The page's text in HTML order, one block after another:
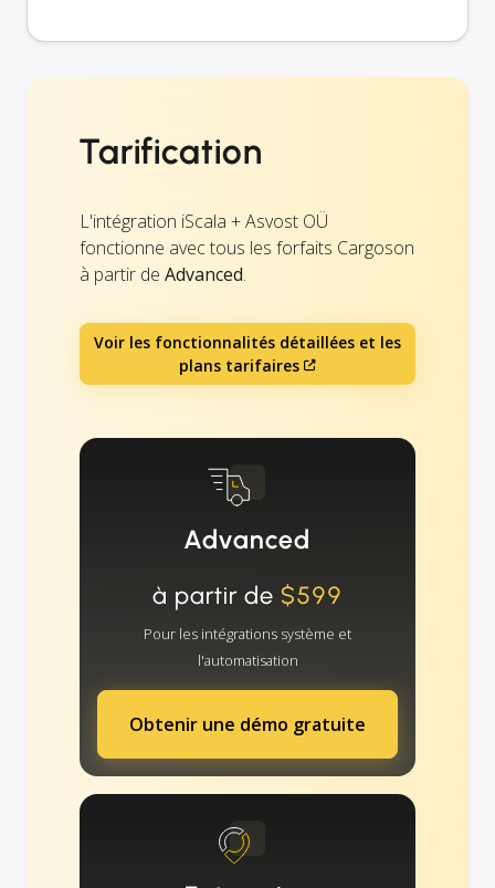
Tarification
L'intégration iScala + Asvost OÜ
fonctionne avec tous les forfaits Cargoson
à partir de Advanced.
Voir les fonctionnalités détaillées et les
plans tarifaires
Advanced
à partir de $599
Pour les intégrations système et
l'automatisation
Obtenir une démo gratuite